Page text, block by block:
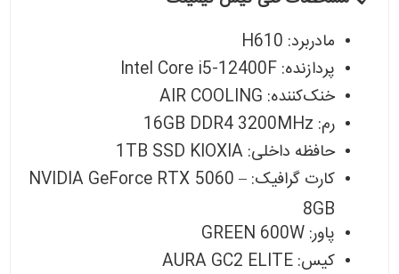
مادربرد: H610
پردازنده: Intel Core i5‑12400F
خنک‌کننده: AIR COOLING
رم: 16GB DDR4 3200MHz
حافظه داخلی: 1TB SSD KIOXIA
کارت گرافیک: NVIDIA GeForce RTX 5060 –
8GB
پاور: GREEN 600W
کیس: AURA GC2 ELITE